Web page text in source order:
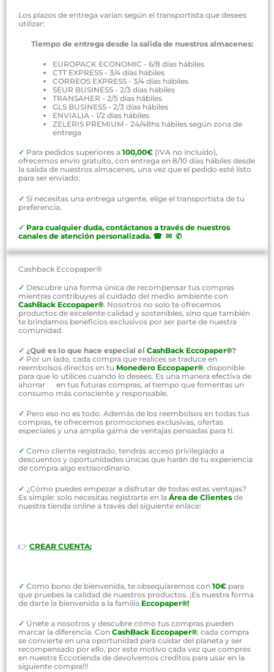
Los plazos de entrega varían según el transportista que desees
utilizar:
Tiempo de entrega desde la salida de nuestros almacenes:
EUROPACK ECONOMIC - 6/8 días hábiles
CTT EXPRESS - 3/4 días hábiles
CORREOS EXPRESS - 3/4 días hábiles
SEUR BUSINESS - 2/3 días hábiles
TRANSAHER - 2/5 días hábiles
GLS BUSINESS - 2/3 días hábiles
ENVIALIA - 1/2 días hábiles
ZELERIS PREMIUM - 24/48hs hábiles según zona de
entrega
✓ Para pedidos superiores a 100,00€ (IVA no incluído),
ofrecemos envío gratuito, con entrega en 8/10 días hábiles desde
la salida de nuestros almacenes, una vez que el pedido esté listo
para ser enviado.
✓ Si necesitas una entrega urgente, elige el transportista de tu
preferencia.
✓ Para cualquier duda, contáctanos a través de nuestros
canales de atención personalizada. ☎ ✉ ✆
Cashback Eccopaper®
✓ Descubre una forma única de recompensar tus compras
mientras contribuyes al cuidado del medio ambiente con
CashBack Eccopaper®. Nosotros no solo te ofrecemos
productos de excelente calidad y sostenibles, sino que también
te brindamos beneficios exclusivos por ser parte de nuestra
comunidad.
✓ ¿Qué es lo que hace especial el CashBack Eccopaper®?
✓ Por un lado, cada compra que realices se traduce en
reembolsos directos en tu Monedero Eccopaper®, disponible
para que lo utilices cuando lo desees. Es una manera efectiva de
ahorrar en tus futuras compras, al tiempo que fomentas un
consumo más consciente y responsable.
✓ Pero eso no es todo. Además de los reembolsos en todas tus
compras, te ofrecemos promociones exclusivas, ofertas
especiales y una amplia gama de ventajas pensadas para ti.
✓ Como cliente registrado, tendrás acceso privilegiado a
descuentos y oportunidades únicas que harán de tu experiencia
de compra algo extraordinario.
✓ ¿Cómo puedes empezar a disfrutar de todas estas ventajas?
Es simple: solo necesitas registrarte en la Área de Clientes de
nuestra tienda online a través del siguiente enlace:
👉 CREAR CUENTA:
✓ Como bono de bienvenida, te obsequiaremos con 10€ para
que pruebes la calidad de nuestros productos. ¡Es nuestra forma
de darte la bienvenida a la familia Eccopaper®!
✓ Únete a nosotros y descubre cómo tus compras pueden
marcar la diferencia. Con CashBack Eccopaper®, cada compra
se convierte en una oportunidad para cuidar del planeta y ser
recompensado por ello, por este motivo cada vez que compres
en nuestra Eccotienda de devolvemos creditos para usar en la
siguiente compra!!!